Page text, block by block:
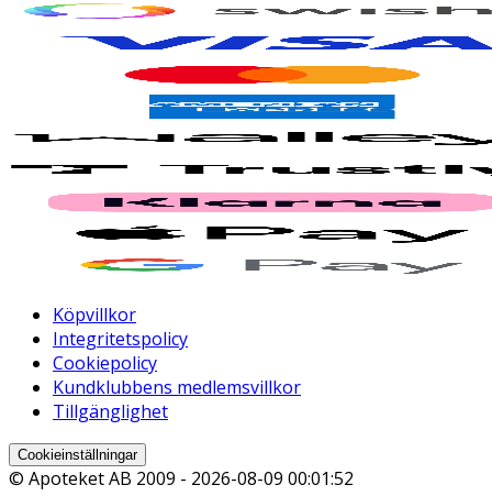
Köpvillkor
Integritetspolicy
Cookiepolicy
Kundklubbens medlemsvillkor
Tillgänglighet
Cookieinställningar
© Apoteket AB 2009 - 2026-08-09 00:01:52